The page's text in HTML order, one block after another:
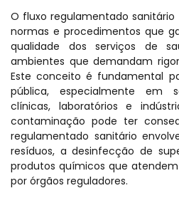
O fluxo regulamentado
normas e procedimentos que
qualidade dos serviços de
ambientes que demandam
Este conceito é fundamental
pública, especialmente em
clínicas, laboratórios e
contaminação pode ter
regulamentado sanitário
resíduos, a desinfecção de
produtos químicos que
por órgãos reguladores.